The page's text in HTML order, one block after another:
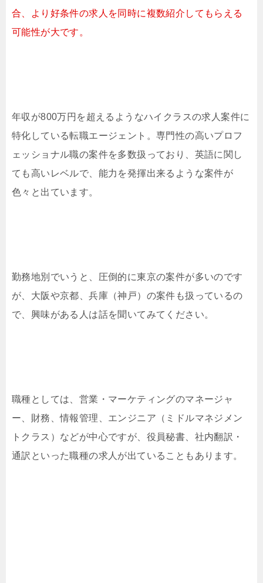
合、より好条件の求人を同時に複数紹介してもらえる
可能性が大です。
年収が800万円を超えるようなハイクラスの求人案件に
特化している転職エージェント。専門性の高いプロフ
ェッショナル職の案件を多数扱っており、英語に関し
ても高いレベルで、能力を発揮出来るような案件が
色々と出ています。
勤務地別でいうと、圧倒的に東京の案件が多いのです
が、大阪や京都、兵庫（神戸）の案件も扱っているの
で、興味がある人は話を聞いてみてください。
職種としては、営業・マーケティングのマネージャ
ー、財務、情報管理、エンジニア（ミドルマネジメン
トクラス）などが中心ですが、役員秘書、社内翻訳・
通訳といった職種の求人が出ていることもあります。